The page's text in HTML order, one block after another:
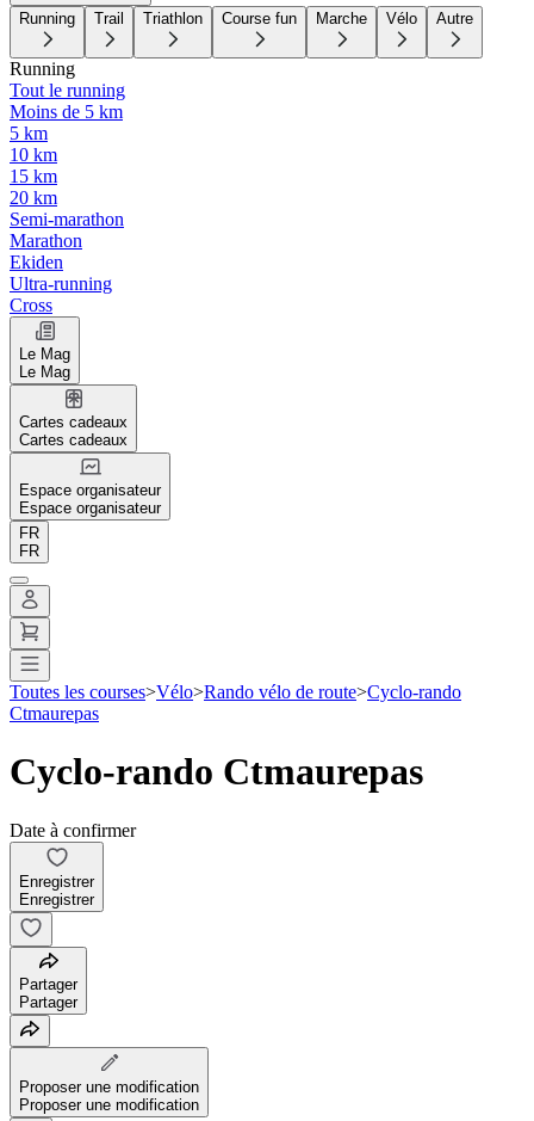
Running Trail Triathlon Course fun Marche Vélo Autre
Running
Tout le running
Moins de 5 km
5 km
10 km
15 km
20 km
Semi-marathon
Marathon
Ekiden
Ultra-running
Cross
Le Mag
Le Mag
Cartes cadeaux
Cartes cadeaux
Espace organisateur
Espace organisateur
FR
FR
Toutes les courses>Vélo>Rando vélo de route>Cyclo-rando
Ctmaurepas
Cyclo-rando Ctmaurepas
Date à confirmer
Enregistrer
Enregistrer
Partager
Partager
Proposer une modification
Proposer une modification